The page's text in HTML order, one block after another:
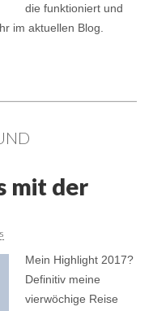
die funktioniert und
im aktuellen Blog.
mit der
Mein Highlight 2017?
Definitiv meine
vierwöchige Reise